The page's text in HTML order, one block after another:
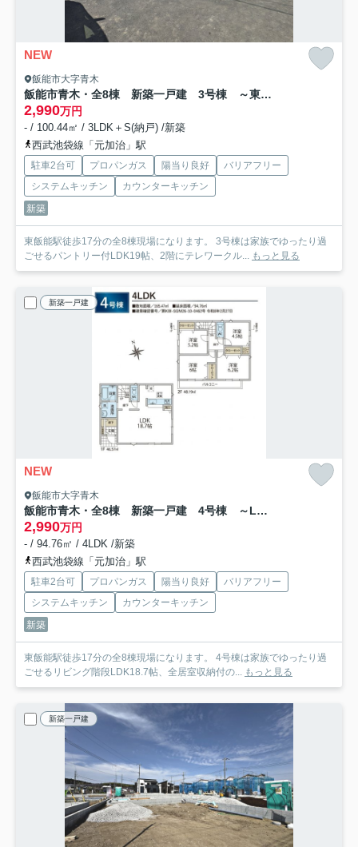
NEW
飯能市大字青木
飯能市青木・全8棟 新築一戸建 3号棟 ～東南角地～
2,990万円
- / 100.44㎡ / 3LDK＋S(納戸) /新築
西武池袋線「元加治」駅
駐車2台可 プロパンガス 陽当り良好
バリアフリー
システムキッチン
カウンターキッチン
新築
東飯能駅徒歩17分の全8棟現場になります。 3号棟は家族でゆったり過
ごせるパントリー付LDK19帖、2階にテレワークル... もっと見る
新築一戸建
NEW
飯能市大字青木
飯能市青木・全8棟 新築一戸建 4号棟 ～LDK18.7帖～
2,990万円
- / 94.76㎡ / 4LDK /新築
西武池袋線「元加治」駅
駐車2台可 プロパンガス 陽当り良好
バリアフリー
システムキッチン
カウンターキッチン
新築
東飯能駅徒歩17分の全8棟現場になります。 4号棟は家族でゆったり過
ごせるリビング階段LDK18.7帖、全居室収納付の... もっと見る
新築一戸建